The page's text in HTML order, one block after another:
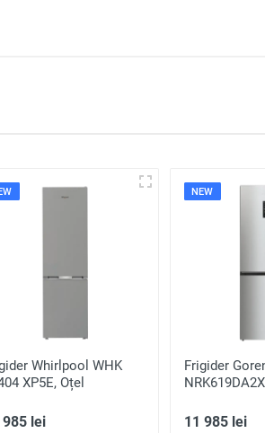
Whirlpool WHK
XP5E, Oțel
985 lei
NEW
Frigider
11 985 lei